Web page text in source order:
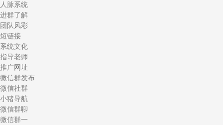
人脉系统
进群了解
团队风彩
短链接
系统文化
指导老师
推广网址
微信群发布
微信社群
小猪导航
微信群聊
微信群一